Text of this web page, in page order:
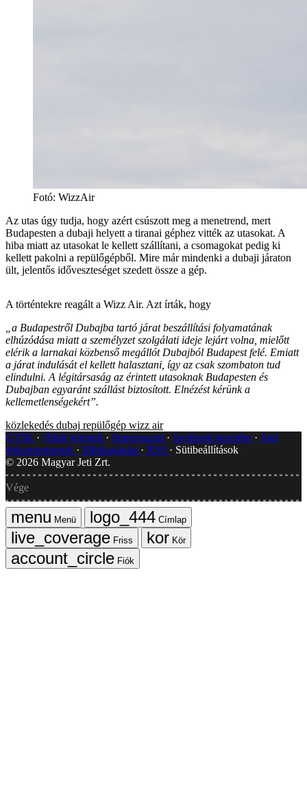
Fotó: WizzAir
Az utas úgy tudja, hogy azért csúszott meg a menetrend, mert
Budapesten a dubaji helyett a tiranai géphez vitték az utasokat. A
hiba miatt az utasokat le kellett szállítani, a csomagokat pedig ki
kellett pakolni a repülőgépből. Mire már mindenki a dubaji járaton
ült, jelentős időveszteséget szedett össze a gép.
A történtekre reagált a Wizz Air. Azt írták, hogy
„a Budapestről Dubajba tartó járat beszállítási folyamatának
elhúzódása miatt a személyzet szolgálati ideje lejárt volna, mielőtt
elérik a larnakai közbenső megállót Dubajból Budapest felé. Emiatt
a járat indulását el kellett halasztani, így az csak szombaton tud
elindulni. A légitársaság az érintett utasoknak Budapesten és
Dubajban egyaránt szállást biztosított. Elnézést kérünk a
kellemetlenségekért”.
közlekedés dubaj repülőgép wizz air
GYIK
Hibát jelentek Impresszum Javítások kezelése
Jogi
dokumentumok
Médiaajánlat RSS
Sütibeállítások
© 2026 Magyar Jeti Zrt.
Vége
Menü
Címlap
Friss
Kör
Fiók